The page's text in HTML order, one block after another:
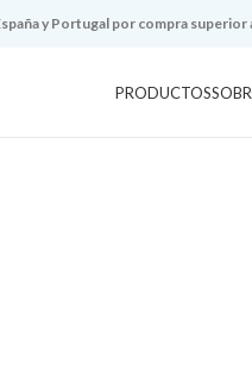
y Portugal por compra superior
PRODUCTOS